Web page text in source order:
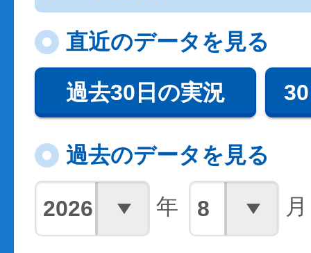
直近のデータを見る
過去30日の実況
過去のデータを見る
年 月